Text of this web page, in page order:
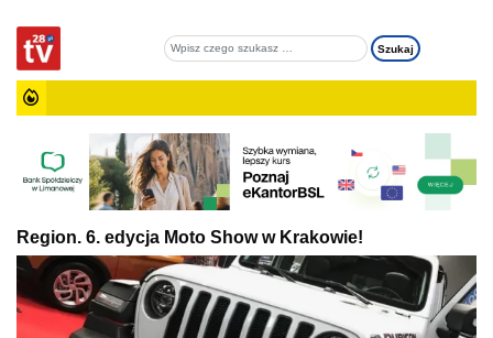
Region. 6. edycja Moto Show w Krakowie!